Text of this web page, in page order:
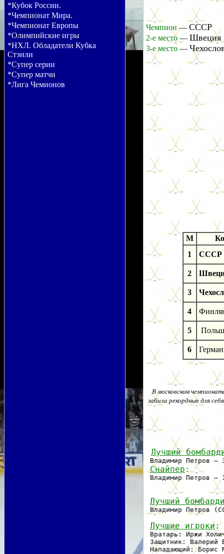
*Кубок России.
*Чемпионат Мира.
*Чемпионат Европы
*Олимпийские игры
*НХЛ. Обладатели Кубка
Стэнли
*Супер серии
*Супер матчи
*Лига Чемионов
Чемпион — СССР
2-е место— Швеция
3-е место —
M
1
СССР
2
3
4
5
6
В московском
забила рекордные для
Лучший
Владимир Петров
Снайпер :
Лучший
Владимир Петров
Лучшие игроки:
Вратарь: Иржи
Защитник: Валерий
Нападающий: Борис